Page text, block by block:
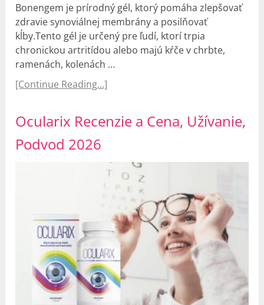
Bonengem je prírodný gél, ktorý pomáha zlepšovať
zdravie synoviálnej membrány a posilňovať
kĺby.Tento gél je určený pre ľudí, ktorí trpia
chronickou artritídou alebo majú kŕče v chrbte,
ramenách, kolenách …
[Continue Reading...]
Ocularix Recenzie a Cena, Užívanie,
Podvod 2026